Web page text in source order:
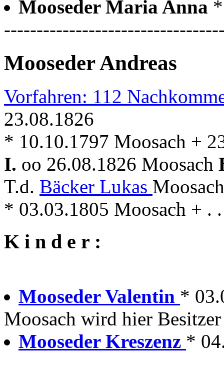
Mooseder Maria Anna
Mooseder Andreas
Vorfahren: 112
23.08.1826
* 10.10.1797 Moosach +
I. oo 26.08.1826 Moosach
T.d. Bäcker Lukas
* 03.03.1805 Moosach + .
K i n d e r :
Mooseder Valentin *
Moosach wird hier Besitzer
Mooseder Kreszenz *